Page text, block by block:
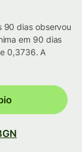
90 dias observou
em 90 dias
0,3736. A